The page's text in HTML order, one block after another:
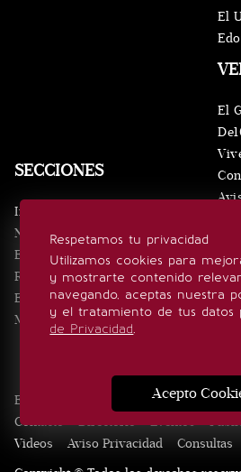
Respetamos tu privacidad
Utilizamos cookies para
y mostrarte contenido
navegando, aceptas nuestra
y el tratamiento de tus datos
de Privacidad.
Acepto
SECCIONES
Inicio
Noticias
Eventos
Realeza
Estilo de vida
Minuto x Minuto
El
El
Edición Impresa Noticias Quiénes
Contacto
Directorio Eventos
Videos
Aviso Privacidad
Consultas